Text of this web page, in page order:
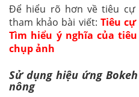
Để hiểu rõ hơn về tiêu cự
tham khảo bài viết: Tiêu
Tìm hiểu ý nghĩa của
chụp ảnh
Sử dụng hiệu ứng
nông